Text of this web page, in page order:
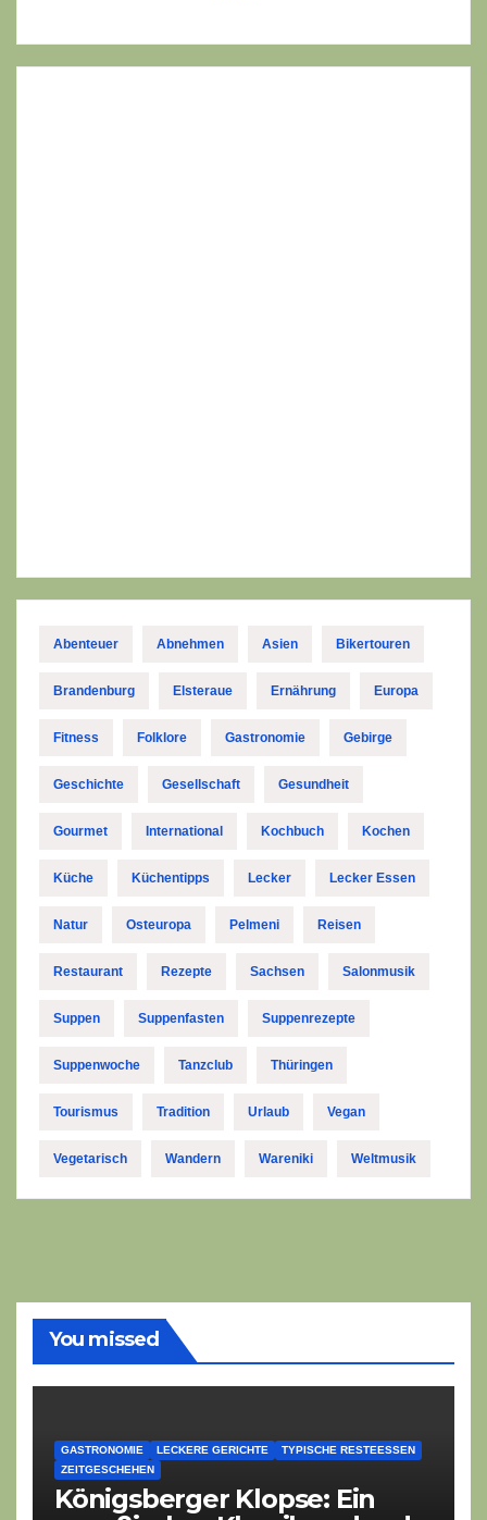
Abenteuer Abnehmen Asien Bikertouren
Brandenburg Elsteraue Ernährung Europa
Fitness Folklore Gastronomie Gebirge
Geschichte Gesellschaft Gesundheit
Gourmet International Kochbuch Kochen
Küche Küchentipps Lecker Lecker Essen
Natur Osteuropa Pelmeni Reisen
Restaurant Rezepte Sachsen Salonmusik
Suppen Suppenfasten Suppenrezepte
Suppenwoche Tanzclub Thüringen
Tourismus Tradition Urlaub Vegan
Vegetarisch Wandern Wareniki Weltmusik
You missed
GASTRONOMIE LECKERE GERICHTE
TYPISCHE RESTEESSEN
ZEITGESCHEHEN
Königsberger Klopse: Ein